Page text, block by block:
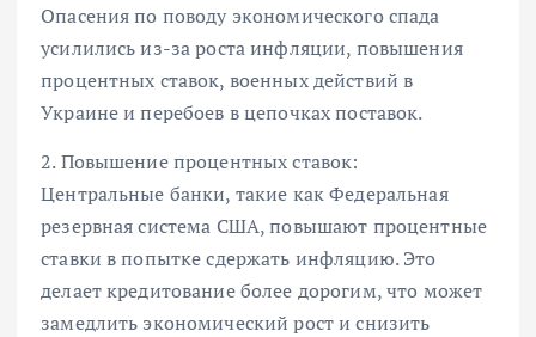
Опасения по поводу экономического спада
усилились из-за роста инфляции, повышения
процентных ставок, военных действий в
Украине и перебоев в цепочках поставок.
2. Повышение процентных ставок:
Центральные банки, такие как Федеральная
резервная система США, повышают процентные
ставки в попытке сдержать инфляцию. Это
делает кредитование более дорогим, что может
замедлить экономический рост и снизить